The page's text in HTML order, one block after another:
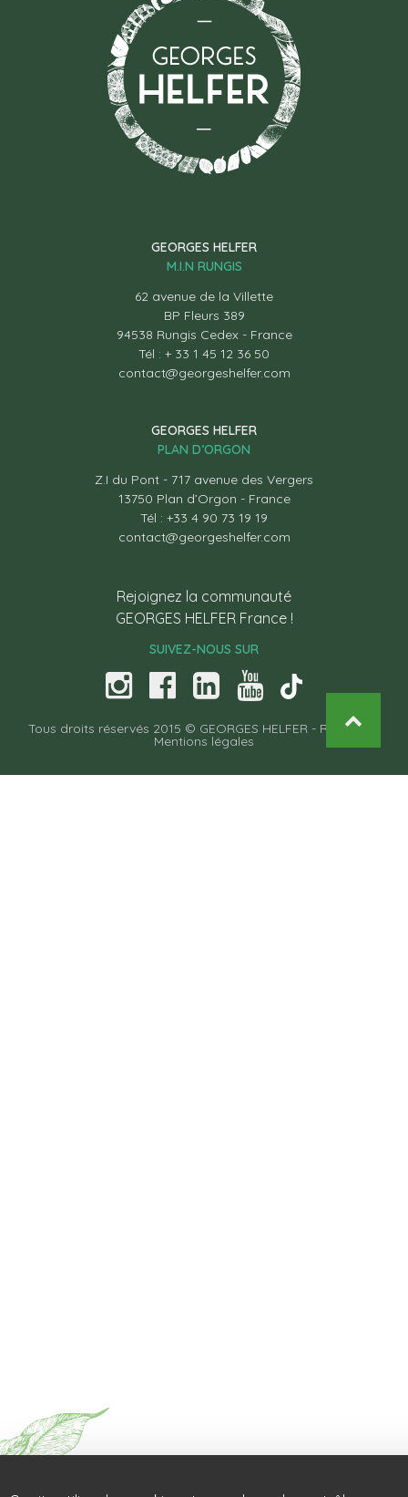
GEORGES HELFER
M.I.N RUNGIS
62 avenue de la Villette
BP Fleurs 389
94538 Rungis Cedex - France
Tél : + 33 1 45 12 36 50
contact@georgeshelfer.com
GEORGES HELFER
PLAN D’ORGON
Z.I du Pont - 717 avenue des Vergers
13750 Plan d’Orgon - France
Tél : +33 4 90 73 19 19
contact@georgeshelfer.com
Rejoignez la communauté
GEORGES HELFER France !
SUIVEZ-NOUS SUR
Tous droits réservés 2015 © GEORGES HELFER - Recettes
Mentions légales